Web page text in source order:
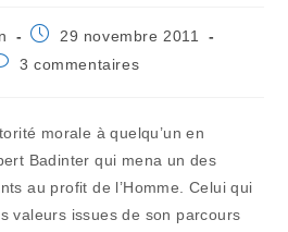
Publication
29 novembre 2011
3 commentaires
morale à quelqu’un en
Badinter qui mena un des
au profit de l’Homme. Celui qui
valeurs issues de son parcours